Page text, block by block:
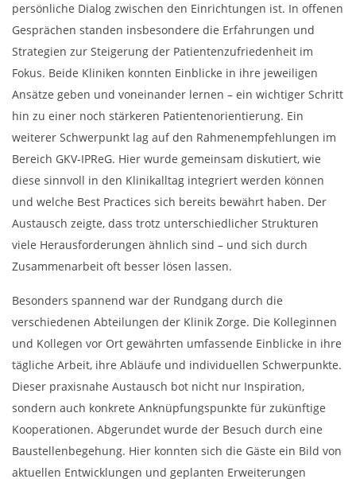
persönliche Dialog zwischen den Einrichtungen ist. In offenen
Gesprächen standen insbesondere die Erfahrungen und
Strategien zur Steigerung der Patientenzufriedenheit im
Fokus. Beide Kliniken konnten Einblicke in ihre jeweiligen
Ansätze geben und voneinander lernen – ein wichtiger Schritt
hin zu einer noch stärkeren Patientenorientierung. Ein
weiterer Schwerpunkt lag auf den Rahmenempfehlungen im
Bereich GKV-IPReG. Hier wurde gemeinsam diskutiert, wie
diese sinnvoll in den Klinikalltag integriert werden können
und welche Best Practices sich bereits bewährt haben. Der
Austausch zeigte, dass trotz unterschiedlicher Strukturen
viele Herausforderungen ähnlich sind – und sich durch
Zusammenarbeit oft besser lösen lassen.
Besonders spannend war der Rundgang durch die
verschiedenen Abteilungen der Klinik Zorge. Die Kolleginnen
und Kollegen vor Ort gewährten umfassende Einblicke in ihre
tägliche Arbeit, ihre Abläufe und individuellen Schwerpunkte.
Dieser praxisnahe Austausch bot nicht nur Inspiration,
sondern auch konkrete Anknüpfungspunkte für zukünftige
Kooperationen. Abgerundet wurde der Besuch durch eine
Baustellenbegehung. Hier konnten sich die Gäste ein Bild von
aktuellen Entwicklungen und geplanten Erweiterungen